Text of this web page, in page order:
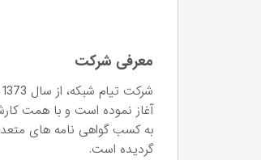
معرفی شرکت
به کسب گواهی نامه های
گردیده است.